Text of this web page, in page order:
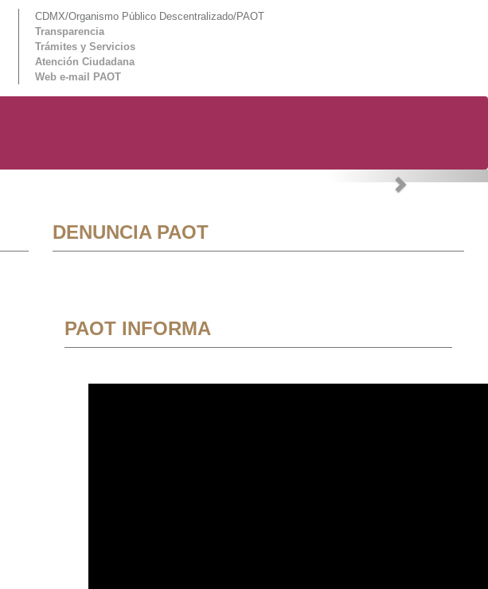
CDMX/Organismo Público Descentralizado/PAOT
Transparencia
Trámites y Servicios
Atención Ciudadana
Web e-mail PAOT
Next
DENUNCIA PAOT
PAOT INFORMA